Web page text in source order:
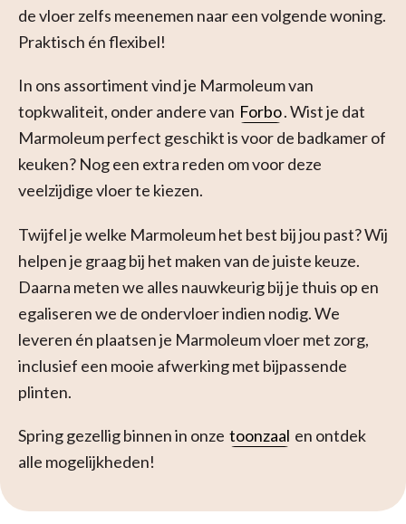
de vloer zelfs meenemen naar een volgende woning.
Praktisch én flexibel!
In ons assortiment vind je Marmoleum van
topkwaliteit, onder andere van Forbo. Wist je dat
Marmoleum perfect geschikt is voor de badkamer of
keuken? Nog een extra reden om voor deze
veelzijdige vloer te kiezen.
Twijfel je welke Marmoleum het best bij jou past? Wij
helpen je graag bij het maken van de juiste keuze.
Daarna meten we alles nauwkeurig bij je thuis op en
egaliseren we de ondervloer indien nodig. We
leveren én plaatsen je Marmoleum vloer met zorg,
inclusief een mooie afwerking met bijpassende
plinten.
Spring gezellig binnen in onze toonzaal en ontdek
alle mogelijkheden!